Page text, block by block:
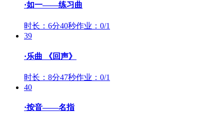
·如一——练习曲
时长：6分40秒作业：0/1
39
·乐曲 《回声》
时长：8分47秒作业：0/1
40
·按音——名指